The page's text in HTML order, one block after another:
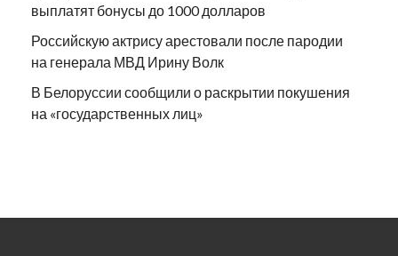
выплатят бонусы до 1000 долларов
Российскую актрису арестовали после пародии
на генерала МВД Ирину Волк
В Белоруссии сообщили о раскрытии покушения
на «государственных лиц»